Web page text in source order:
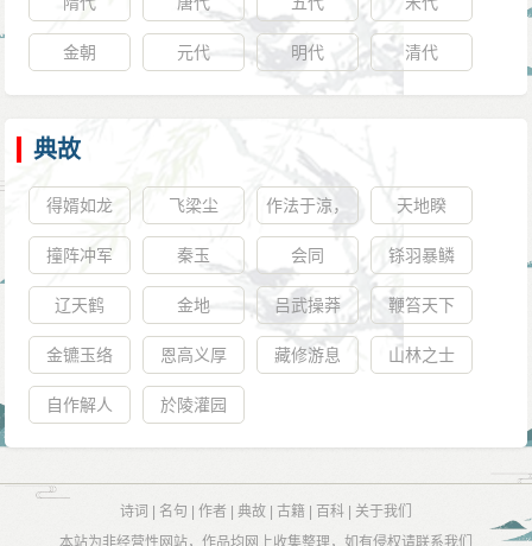
金朝 元代 明代 清代
典故
得婿如龙 飞梁尘
作法于涼，
其敝犹贪；
作法于贪，
敝将若之何
天地睽
撞阵冲军 秦玉 会同 铩羽暴鳞
辽天鹤 金地 吕武操莽 鞭笞天下
金镳玉络 恩高义厚 藏修游息 山林之士
自作解人 於陵灌园
诗词 名句 作者 典故 古籍 百科
关于我们
本站为非经营性网站，作品均网上收集整理，如有侵权请联系我们